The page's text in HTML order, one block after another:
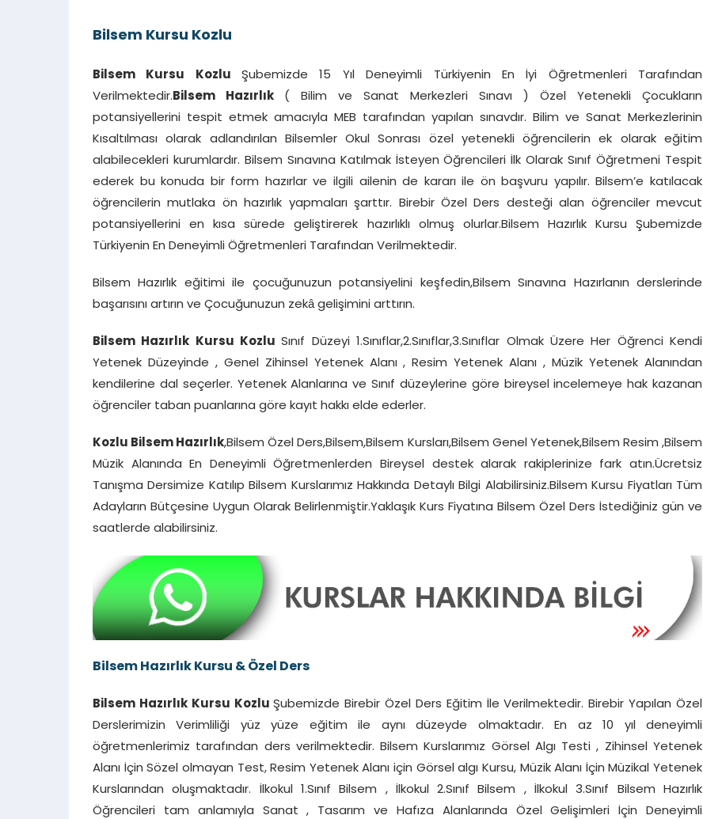
Bilsem Kursu Kozlu
Bilsem Kursu KozluŞubemizde 15 Yıl Deneyimli Türkiyenin En İyi Öğretmenleri Tarafından
Verilmektedir.Bilsem Hazırlık ( Bilim ve Sanat Merkezleri Sınavı ) Özel Yetenekli Çocukların
potansiyellerini tespit etmek amacıyla MEB tarafından yapılan sınavdır. Bilim ve Sanat Merkezlerinin
Kısaltılması olarak adlandırılan Bilsemler Okul Sonrası özel yetenekli öğrencilerin ek olarak eğitim
alabilecekleri kurumlardır. Bilsem Sınavına Katılmak İsteyen Öğrencileri İlk Olarak Sınıf Öğretmeni Tespit
ederek bu konuda bir form hazırlar ve ilgili ailenin de kararı ile ön başvuru yapılır. Bilsem’e katılacak
öğrencilerin mutlaka ön hazırlık yapmaları şarttır. Birebir Özel Ders desteği alan öğrenciler mevcut
potansiyellerini en kısa sürede geliştirerek hazırlıklı olmuş olurlar.Bilsem Hazırlık Kursu Şubemizde
Türkiyenin En Deneyimli Öğretmenleri Tarafından Verilmektedir.
Bilsem Hazırlık eğitimi ile çocuğunuzun potansiyelini keşfedin,Bilsem Sınavına Hazırlanın derslerinde
başarısını artırın ve Çocuğunuzun zekâ gelişimini arttırın.
Bilsem Hazırlık Kursu KozluSınıf Düzeyi 1.Sınıflar,2.Sınıflar,3.Sınıflar Olmak Üzere Her Öğrenci Kendi
Yetenek Düzeyinde , Genel Zihinsel Yetenek Alanı , Resim Yetenek Alanı , Müzik Yetenek Alanından
kendilerine dal seçerler. Yetenek Alanlarına ve Sınıf düzeylerine göre bireysel incelemeye hak kazanan
öğrenciler taban puanlarına göre kayıt hakkı elde ederler.
Kozlu Bilsem Hazırlık,Bilsem Özel Ders,Bilsem,Bilsem Kursları,Bilsem Genel Yetenek,Bilsem Resim ,Bilsem
Müzik Alanında En Deneyimli Öğretmenlerden Bireysel destek alarak rakiplerinize fark atın.Ücretsiz
Tanışma Dersimize Katılıp Bilsem Kurslarımız Hakkında Detaylı Bilgi Alabilirsiniz.Bilsem Kursu Fiyatları Tüm
Adayların Bütçesine Uygun Olarak Belirlenmiştir.Yaklaşık Kurs Fiyatına Bilsem Özel Ders İstediğiniz gün ve
saatlerde alabilirsiniz.
Bilsem Hazırlık Kursu & Özel Ders
Bilsem Hazırlık Kursu KozluŞubemizde Birebir Özel Ders Eğitim İle Verilmektedir. Birebir Yapılan Özel
Derslerimizin Verimliliği yüz yüze eğitim ile aynı düzeyde olmaktadır. En az 10 yıl deneyimli
öğretmenlerimiz tarafından ders verilmektedir. Bilsem Kurslarımız Görsel Algı Testi , Zihinsel Yetenek
Alanı İçin Sözel olmayan Test, Resim Yetenek Alanı için Görsel algı Kursu, Müzik Alanı İçin Müzikal Yetenek
Kurslarından oluşmaktadır. İlkokul 1.Sınıf Bilsem , İlkokul 2.Sınıf Bilsem , İlkokul 3.Sınıf Bilsem Hazırlık
Öğrencileri tam anlamıyla Sanat , Tasarım ve Hafıza Alanlarında Özel Gelişimleri İçin Deneyimli